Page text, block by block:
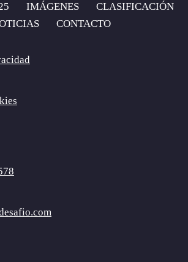
IMÁGENES
CLASIFICACIÓN
CONTACTO